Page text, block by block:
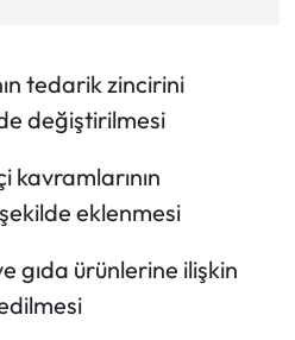
tedarik zincirini
değiştirilmesi
kavramlarının
eklenmesi
gıda ürünlerine ilişkin